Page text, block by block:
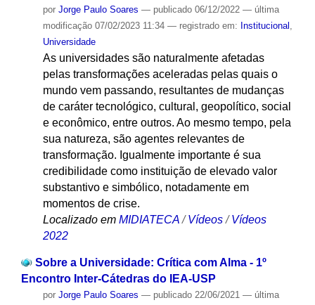
por Jorge Paulo Soares — publicado06/12/2022 — última
modificação07/02/2023 11:34 — registrado em: Institucional
Universidade
As universidades são naturalmente afetadas
pelas transformações aceleradas pelas quais o
mundo vem passando, resultantes de mudanças
de caráter tecnológico, cultural, geopolítico, social
e econômico, entre outros. Ao mesmo tempo, pela
sua natureza, são agentes relevantes de
transformação. Igualmente importante é sua
credibilidade como instituição de elevado valor
substantivo e simbólico, notadamente em
momentos de crise.
Localizado em MIDIATECA /Vídeos /Vídeos
2022
Sobre a Universidade: Crítica com Alma - 1º
Encontro Inter-Cátedras do IEA-USP
por Jorge Paulo Soares — publicado22/06/2021 — última